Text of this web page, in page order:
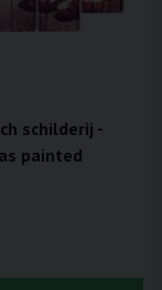
schilderij -
painted